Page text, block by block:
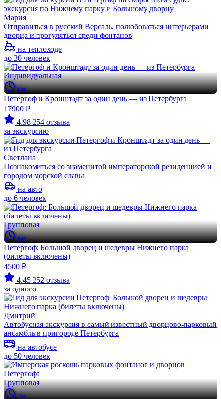
Мария
Отправиться в русский Версаль, полюбоваться интерьерами
дворца и прогуляться среди фонтанов
на теплоходе
до 30 человек
Индивидуальная
6ч
Петергоф и Кронштадт за один день — из Петербурга
17900 ₽
4.98 254 отзыва
за экскурсию
Светлана
Познакомиться со знаменитой императорской резиденцией и
городом морской славы
на авто
до 6 человек
Групповая
6ч
Петергоф: Большой дворец и шедевры Нижнего парка
(билеты включены)
4500 ₽
4.45 252 отзыва
за одного
Дмитрий
Автобусная экскурсия в самый известный дворцово-парковый
ансамбль в пригороде Петербурга
на автобусе
до 50 человек
Групповая
7ч